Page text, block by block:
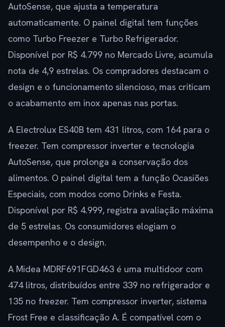
AutoSense, que ajusta a temperatura
automaticamente. O painel digital tem funções
como Turbo Freezer e Turbo Refrigerador.
Disponível por R$ 4.799 no Mercado Livre, acumula
nota de 4,9 estrelas. Os compradores destacam o
design e o funcionamento silencioso, mas criticam
o acabamento em inox apenas nas portas.
A Electrolux ES40B tem 431 litros, com 164 para o
freezer. Tem compressor inverter e tecnologia
AutoSense, que prolonga a conservação dos
alimentos. O painel digital tem a função Ocasiões
Especiais, com modos como Drinks e Festa.
Disponível por R$ 4.999, registra avaliação máxima
de 5 estrelas. Os consumidores elogiam o
desempenho e o design.
A Midea MDRF691FGD463 é uma multidoor com
474 litros, distribuídos entre 339 no refrigerador e
135 no freezer. Tem compressor inverter, sistema
Frost Free e classificação A. É compatível com o